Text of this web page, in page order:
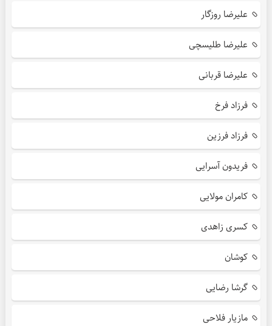
علیرضا روزگار
علیرضا طلیسچی
علیرضا قربانی
فرزاد فرخ
فرزاد فرزین
فریدون آسرایی
کامران مولایی
کسری زاهدی
کوشان
گرشا رضایی
مازیار فلاحی